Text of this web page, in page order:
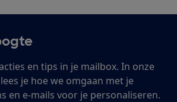
en tips in je mailbox. In onze
lees je hoe we omgaan met je
en e-mails voor je personaliseren.